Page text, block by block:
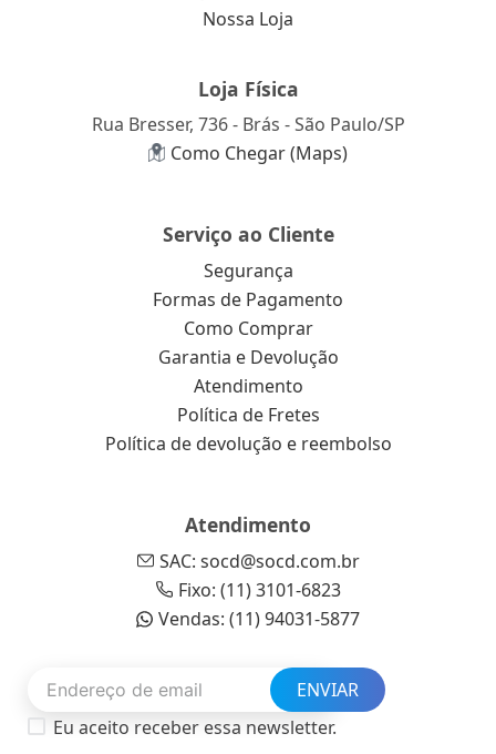
Nossa Loja
Loja Física
Rua Bresser, 736 - Brás - São Paulo/SP
Como Chegar (Maps)
Serviço ao Cliente
Segurança
Formas de Pagamento
Como Comprar
Garantia e Devolução
Atendimento
Política de Fretes
Política de devolução e reembolso
Atendimento
SAC: socd@socd.com.br
Fixo: (11) 3101-6823
Vendas: (11) 94031-5877
ENVIAR
Eu aceito receber essa newsletter.